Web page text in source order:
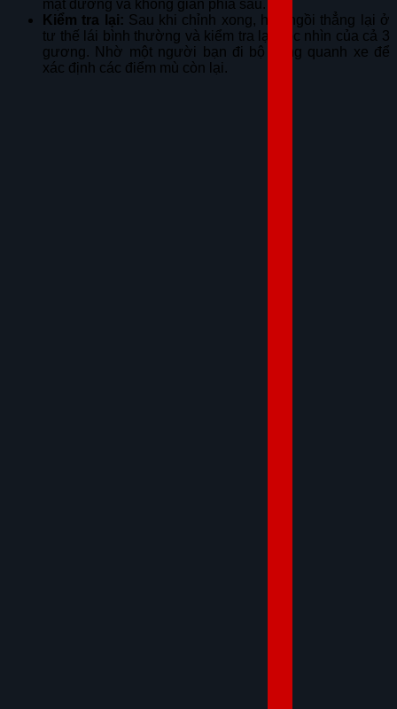
mặt đường và không gian phía sau.
Kiểm tra lại: Sau khi chỉnh xong, hãy ngồi thẳng lại ở
tư thế lái bình thường và kiểm tra lại góc nhìn của cả 3
gương. Nhờ một người bạn đi bộ xung quanh xe để
xác định các điểm mù còn lại.